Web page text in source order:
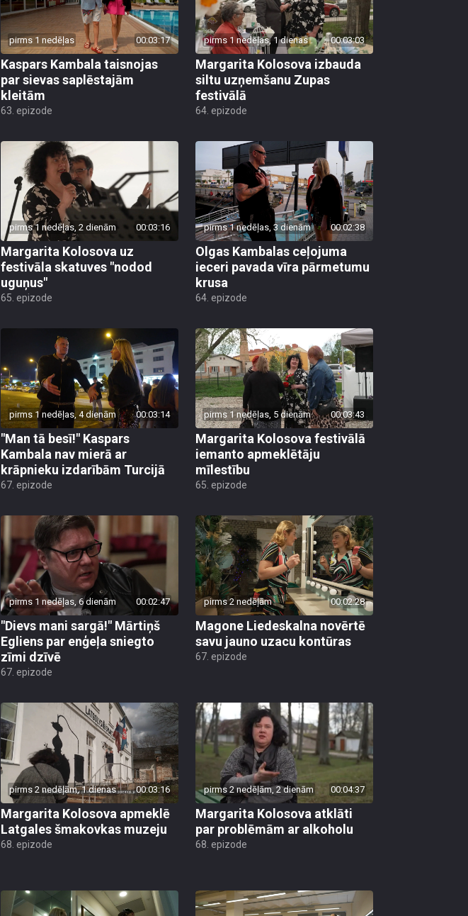
pirms 1 nedēļas 00:03:17
Kaspars Kambala taisnojas
par sievas saplēstajām
kleitām
63. epizode
pirms 1 nedēļas, 1 dienas 00:03:03
Margarita Kolosova izbauda
siltu uzņemšanu Zupas
festivālā
64. epizode
pirms 1 nedēļas, 2 dienām 00:03:16
Margarita Kolosova uz
festivāla skatuves "nodod
uguņus"
65. epizode
pirms 1 nedēļas, 3 dienām 00:02:38
Olgas Kambalas ceļojuma
ieceri pavada vīra pārmetumu
krusa
64. epizode
pirms 1 nedēļas, 4 dienām 00:03:14
"Man tā besī!" Kaspars
Kambala nav mierā ar
krāpnieku izdarībām Turcijā
67. epizode
pirms 1 nedēļas, 5 dienām 00:03:43
Margarita Kolosova festivālā
iemanto apmeklētāju
mīlestību
65. epizode
pirms 1 nedēļas, 6 dienām 00:02:47
"Dievs mani sargā!" Mārtiņš
Egliens par enģeļa sniegto
zīmi dzīvē
67. epizode
pirms 2 nedēļām 00:02:28
Magone Liedeskalna novērtē
savu jauno uzacu kontūras
67. epizode
pirms 2 nedēļām, 1 dienas 00:03:16
Margarita Kolosova apmeklē
Latgales šmakovkas muzeju
68. epizode
pirms 2 nedēļām, 2 dienām 00:04:37
Margarita Kolosova atklāti
par problēmām ar alkoholu
68. epizode